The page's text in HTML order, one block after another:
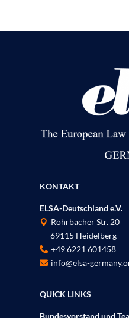
KONTAKT
ELSA-Deutschland e.V.
 Rohrbacher Str. 20
69115 Heidelberg
 +49 6221 601458
 info@elsa-
QUICK LINKS
Bundesvorstand und